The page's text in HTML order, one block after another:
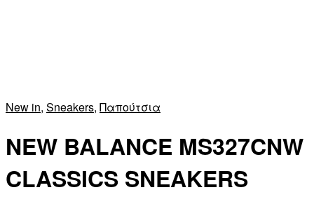
New in, Sneakers, Παπούτσια
NEW BALANCE MS327CNW
CLASSICS SNEAKERS